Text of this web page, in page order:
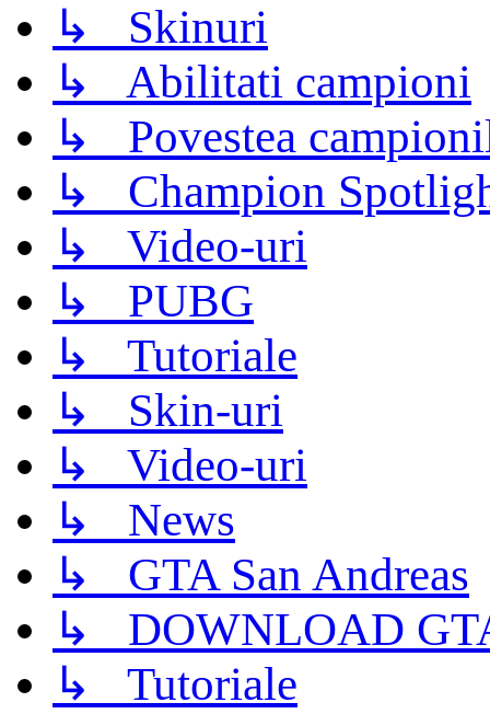
↳ Skinuri
↳ Abilitati campioni
↳ Povestea
↳ Champion
↳ Video-uri
↳ PUBG
↳ Tutoriale
↳ Skin-uri
↳ Video-uri
↳ News
↳ GTA San Andreas
↳ DOWNLOAD
↳ Tutoriale